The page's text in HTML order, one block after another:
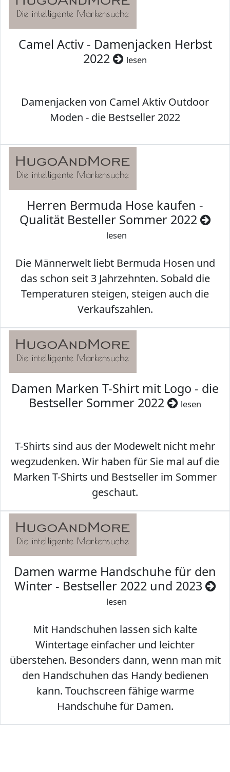
Camel Activ - Damenjacken Herbst
2022
lesen
Damenjacken von Camel Aktiv Outdoor
Moden - die Bestseller 2022
Herren Bermuda Hose kaufen -
Qualität Besteller Sommer 2022
lesen
Die Männerwelt liebt Bermuda Hosen und
das schon seit 3 Jahrzehnten. Sobald die
Temperaturen steigen, steigen auch die
Verkaufszahlen.
Damen Marken T-Shirt mit Logo - die
Bestseller Sommer 2022
lesen
T-Shirts sind aus der Modewelt nicht mehr
wegzudenken. Wir haben für Sie mal auf die
Marken T-Shirts und Bestseller im Sommer
geschaut.
Damen warme Handschuhe für den
Winter - Bestseller 2022 und 2023
lesen
Mit Handschuhen lassen sich kalte
Wintertage einfacher und leichter
überstehen. Besonders dann, wenn man mit
den Handschuhen das Handy bedienen
kann. Touchscreen fähige warme
Handschuhe für Damen.